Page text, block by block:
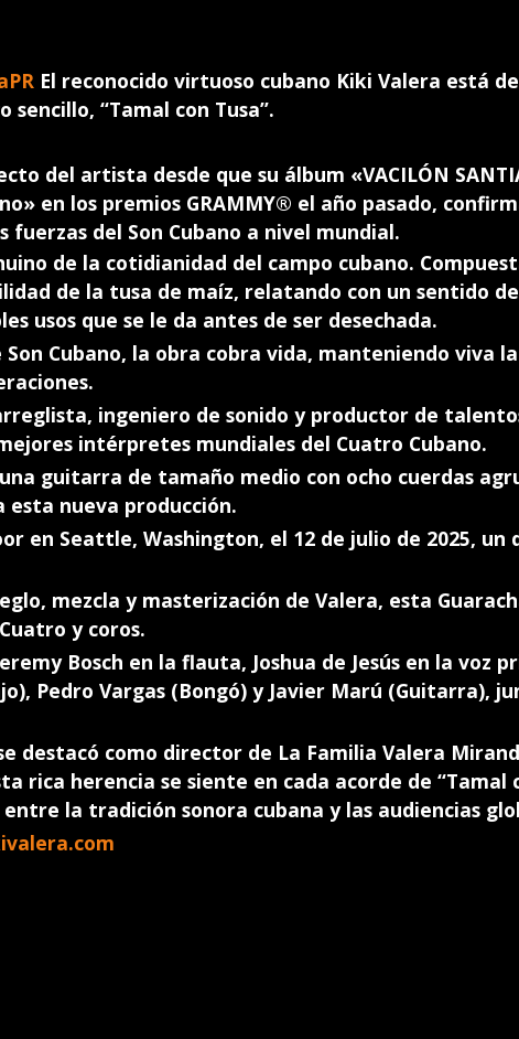
El reconocido virtuoso cubano Kiki Valera está
“Tamal con Tusa”.
del artista desde que su álbum «VACILÓN
en los premios GRAMMY® el año pasado,
del Son Cubano a nivel mundial.
de la cotidianidad del campo cubano.
de la tusa de maíz, relatando con un sentido
usos que se le da antes de ser desechada.
Cubano, la obra cobra vida, manteniendo viva
ingeniero de sonido y productor de
intérpretes mundiales del Cuatro Cubano.
guitarra de tamaño medio con ocho cuerdas
esta nueva producción.
en Seattle, Washington, el 12 de julio de 2025, un
mezcla y masterización de Valera, esta
y coros.
Bosch en la flauta, Joshua de Jesús en la voz
Pedro Vargas (Bongó) y Javier Marú (Guitarra),
destacó como director de La Familia Valera
rica herencia se siente en cada acorde de “Tamal
la tradición sonora cubana y las audiencias